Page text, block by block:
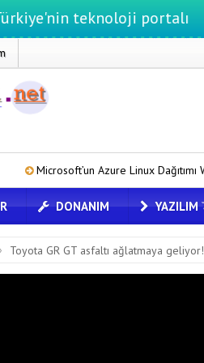
teknoloji portalı
Linux Dağıtımı Windows’a Geldi
DONANIM YAZILIM
Toyota GR GT asfaltı ağlatmaya geliyor!